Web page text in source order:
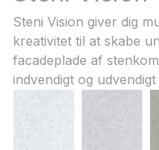
Steni Vision giver dig
kreativitet til at skabe
facadeplade af
indvendigt og